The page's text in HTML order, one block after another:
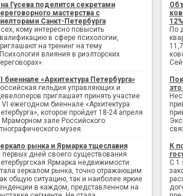
Гусева поделится секретами
мастерства с
Санкт-Петербурга
кому интересно повысить
в сфере психологии,
на тренинг на тему
влияния в риэлторских
биеннале «Архитектура Петербурга»
гильдия управляющих и
приглашает принять участие
VI ежегодном биеннале «Архитектура
которое пройдет 18-24 апреля
Мраморном зале Российского
музея.
рынка и Ярмарка тщеславия
первых дней своего существования
Ярмарка недвижимости
зеркалом рынка, точно отражающим
общую ситуацию, так и наиболее яркие
в каждом, представленном на
По
это
К
С 1